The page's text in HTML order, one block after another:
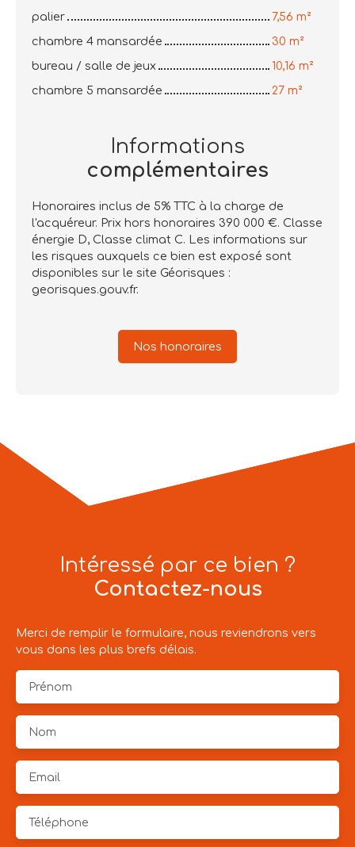
palier
7,56 m²
chambre 4 mansardée
30 m²
bureau / salle de jeux
10,16 m²
chambre 5 mansardée
27 m²
Informations
complémentaires
Honoraires inclus de 5% TTC à la charge de
l'acquéreur. Prix hors honoraires 390 000 €. Classe
énergie D, Classe climat C. Les informations sur
les risques auxquels ce bien est exposé sont
disponibles sur le site Géorisques :
georisques.gouv.fr.
Nos honoraires
Intéressé par ce bien ?
Contactez-nous
Merci de remplir le formulaire, nous reviendrons vers
vous dans les plus brefs délais.
Prénom
Nom
Email
Téléphone